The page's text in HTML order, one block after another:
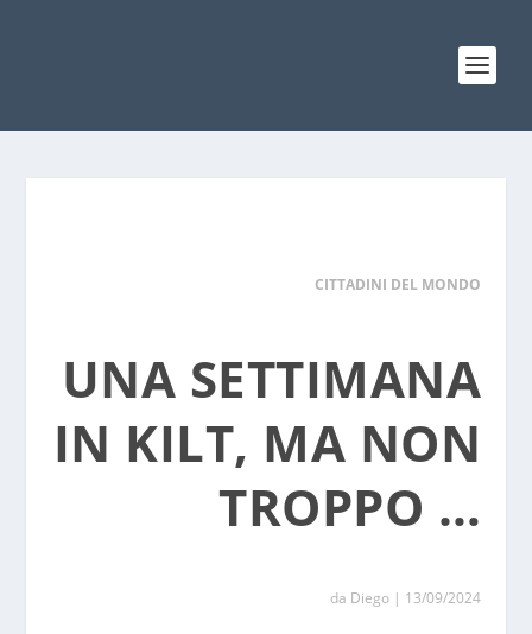
CITTADINI DEL MONDO
UNA SETTIMANA
IN KILT, MA NON
TROPPO …
da Diego | 13/09/2024